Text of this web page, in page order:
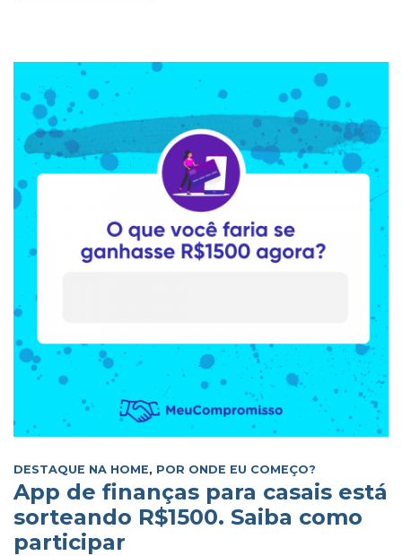
DESTAQUE NA HOME, POR ONDE EU COMEÇO?
App de finanças para casais está
sorteando R$1500. Saiba como
participar